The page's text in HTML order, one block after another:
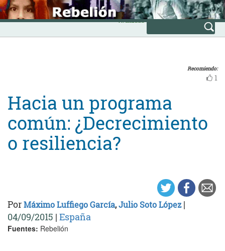
Skip
to
content
INICIO
Avanzada
Recomiendo:
1
Hacia un programa
común: ¿Decrecimiento
o resiliencia?
PorMáximo Luffiego García,Julio Soto López|
04/09/2015 | España
Fuentes: Rebelión